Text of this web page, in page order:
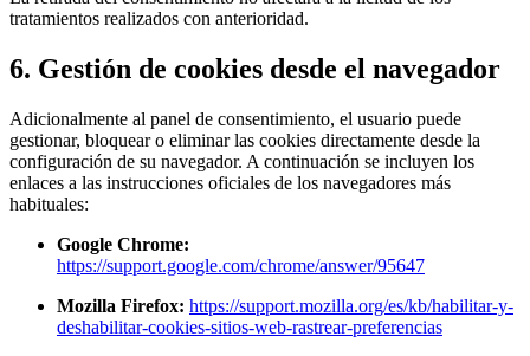
tratamientos realizados con anterioridad.
6. Gestión de cookies desde el navegador
Adicionalmente al panel de consentimiento, el usuario puede
gestionar, bloquear o eliminar las cookies directamente desde la
configuración de su navegador. A continuación se incluyen los
enlaces a las instrucciones oficiales de los navegadores más
habituales:
Google Chrome:
https://support.google.com/chrome/answer/95647
Mozilla Firefox: https://support.mozilla.org/es/kb/habilitar-y-
deshabilitar-cookies-sitios-web-rastrear-preferencias